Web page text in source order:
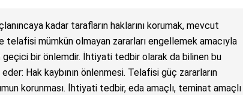
kadar tarafların haklarını korumak, mevcut
telafisi mümkün olmayan zararları engellemek amacıyla
geçici bir önlemdir. İhtiyati tedbir olarak da bilinen bu
Hak kaybının önlenmesi. Telafisi güç zararların
korunması. İhtiyati tedbir, eda amaçlı, teminat amaçlı